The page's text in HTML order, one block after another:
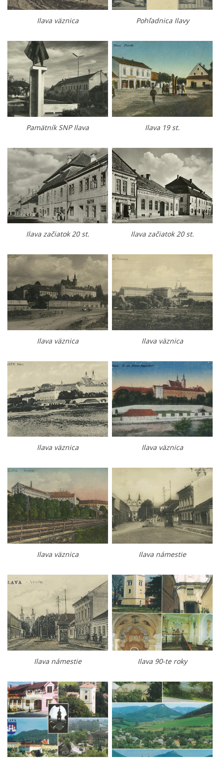
Ilava väznica Pohľadnica Ilavy
Pamätník SNP Ilava Ilava 19 st.
Ilava začiatok 20 st. Ilava začiatok 20 st.
Ilava väznica Ilava väznica
Ilava väznica Ilava väznica
Ilava väznica Ilava námestie
Ilava námestie Ilava 90-te roky